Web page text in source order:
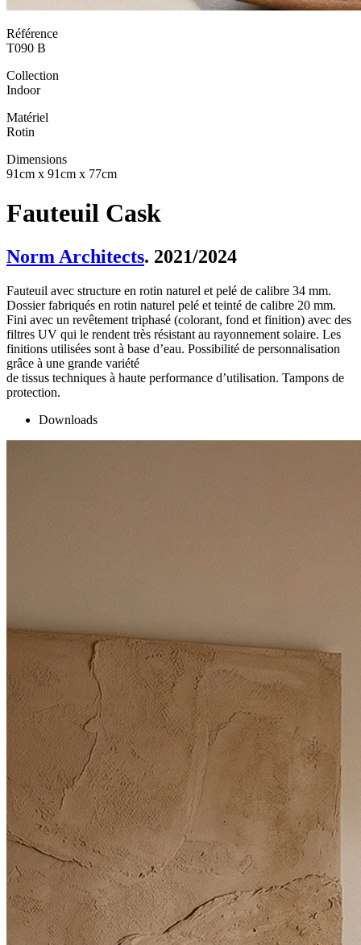
Référence
T090 B
Collection
Indoor
Matériel
Rotin
Dimensions
91cm x 91cm x 77cm
Fauteuil Cask
Norm Architects. 2021/2024
Fauteuil avec structure en rotin naturel et pelé de calibre 34 mm.
Dossier fabriqués en rotin naturel pelé et teinté de calibre 20 mm.
Fini avec un revêtement triphasé (colorant, fond et finition) avec des
filtres UV qui le rendent très résistant au rayonnement solaire. Les
finitions utilisées sont à base d’eau. Possibilité de personnalisation
grâce à une grande variété
de tissus techniques à haute performance d’utilisation. Tampons de
protection.
Downloads